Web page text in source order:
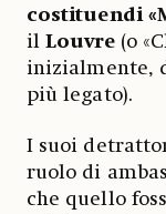
costituendi
ilLouvre(o
inizialmente,
più legato).
I suoi
ruolo di
che quello